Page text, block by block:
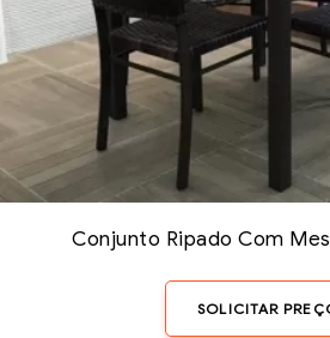
Conjunto Ripado Com
SOLICITAR